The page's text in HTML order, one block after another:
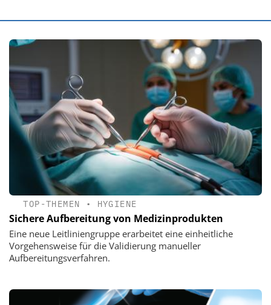
TOP-THEMEN • HYGIENE
Sichere Aufbereitung von Medizinprodukten
Eine neue Leitliniengruppe erarbeitet eine einheitliche
Vorgehensweise für die Validierung manueller
Aufbereitungsverfahren.